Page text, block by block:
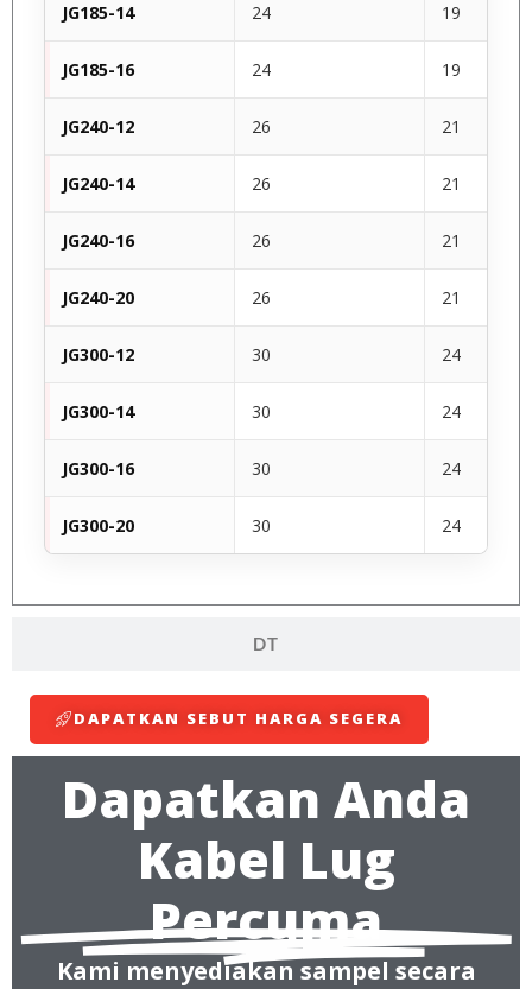
DT
JG185-14 24 19
JG185-16 24 19
JG240-12 26 21
JG240-14 26 21
JG240-16 26 21
JG240-20 26 21
JG300-12 30 24
JG300-14 30 24
JG300-16 30 24
JG300-20 30 24
DAPATKAN SEBUT HARGA SEGERA
Dapatkan Anda
Kabel Lug
Percuma
Kami menyediakan sampel secara